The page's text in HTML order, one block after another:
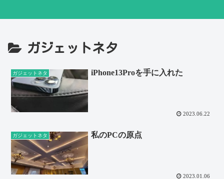
ガジェットネタ
ガジェットネタ iPhone13Proを手に入れた
2023.06.22
ガジェットネタ 私のPCの原点
2023.01.06